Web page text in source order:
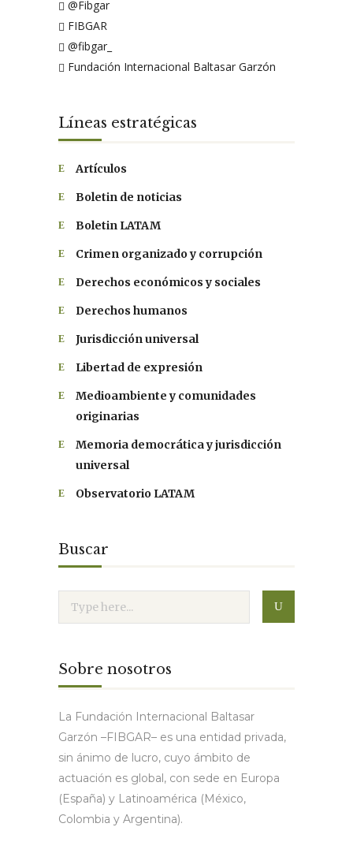
@Fibgar
FIBGAR
@fibgar_
Fundación Internacional Baltasar Garzón
Líneas estratégicas
Artículos
Boletin de noticias
Boletin LATAM
Crimen organizado y corrupción
Derechos económicos y sociales
Derechos humanos
Jurisdicción universal
Libertad de expresión
Medioambiente y comunidades
originarias
Memoria democrática y jurisdicción
universal
Observatorio LATAM
Buscar
Sobre nosotros
La Fundación Internacional Baltasar
Garzón –FIBGAR– es una entidad privada,
sin ánimo de lucro, cuyo ámbito de
actuación es global, con sede en Europa
(España) y Latinoamérica (México,
Colombia y Argentina).